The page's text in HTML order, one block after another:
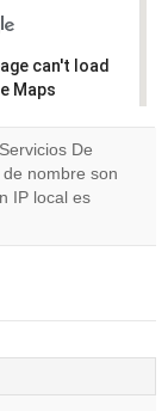
can't load
Maps
OK
De
nombre son
IP local es